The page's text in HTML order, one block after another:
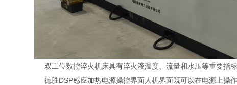
双工位数控淬火机床具有淬火液温度、流量和水压等重要指
德胜DSP感应加热电源操控界面人机界面既可以在电源上操